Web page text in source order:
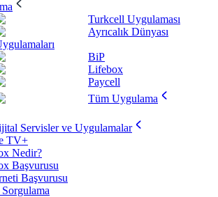
Turkcell Uygulaması
Ayrıcalık Dünyası
BiP
Lifebox
Paycell
Tüm Uygulama
Servisler ve Uygulamalar
TV+
Nedir?
Başvurusu
Başvurusu